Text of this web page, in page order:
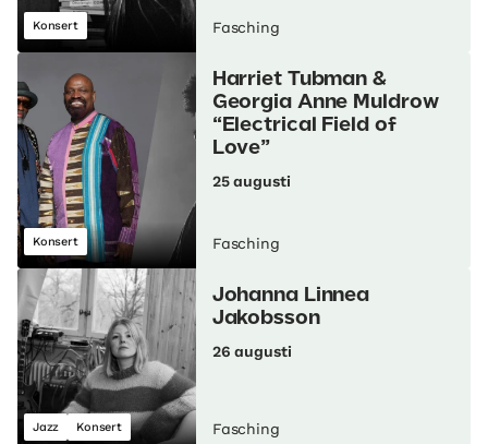
Konsert Fasching
Konsert
Harriet Tubman &
Georgia Anne Muldrow
“Electrical Field of
Love”
25 augusti
Fasching
Jazz Konsert
Johanna Linnea
Jakobsson
26 augusti
Fasching